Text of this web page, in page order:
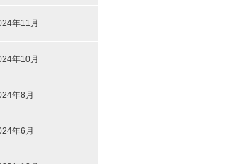
年11月
年10月
年8月
年6月